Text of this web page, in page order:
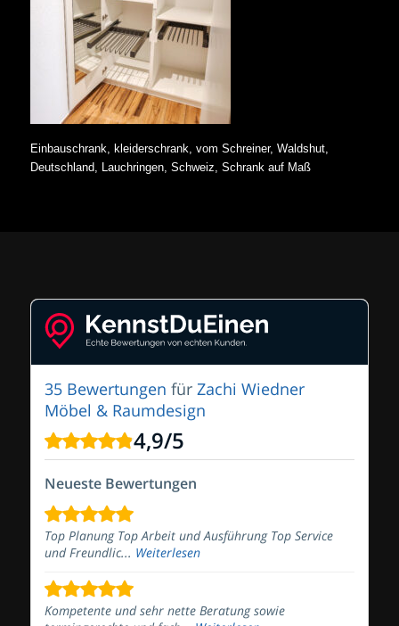
Einbauschrank, kleiderschrank, vom Schreiner, Waldshut,
Deutschland, Lauchringen, Schweiz, Schrank auf Maß
35 Bewertungen für Zachi Wiedner
Möbel & Raumdesign
4,9/5
Neueste Bewertungen
Top Planung Top Arbeit und Ausführung Top Service
und Freundlic... Weiterlesen
Kompetente und sehr nette Beratung sowie